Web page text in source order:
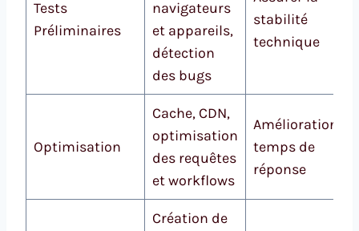
Tests
Préliminaires
navigateurs
et appareils,
détection
des bugs
stabilité
technique
Optimisation
Cache, CDN,
optimisation
des requêtes
et workflows
Amélioration du
temps de
réponse
Création de